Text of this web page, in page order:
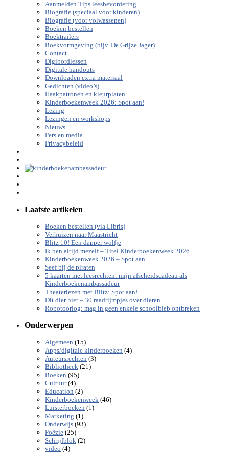
Aanmelden Tips leesbevordering
Biografie (speciaal voor kinderen)
Biografie (voor volwassenen)
Boeken bestellen
Boektrailers
Boekvormgeving (bijv. De Grijze Jager)
Contact
Digibordlessen
Digitale handouts
Downloaden extra materiaal
Gedichten (video’s)
Haakpatronen en kleurplaten
Kinderboekenweek 2026: Spot aan!
Lezing
Lezingen en workshops
Nieuws
Pers en media
Privacybeleid
Laatste artikelen
Boeken bestellen (via Libris)
Verhuizen naar Maastricht
Blitz 10! Een dapper wolfje
Ik ben altijd mezelf – Titel Kinderboekenweek 2026
Kinderboekenweek 2026 – Spot aan
Seef bij de piraten
5 kaarten met leesrechten: mijn afscheidscadeau als
Kinderboekenambassadeur
Theaterlezen met Blitz: Spot aan!
Dit dier hier – 30 raadrijmpjes over dieren
Robotoorlog: mag in geen enkele schoolbieb ontbreken
Onderwerpen
Algemeen (15)
Apps/digitale kinderboeken (4)
Auteursrechten (3)
Bibliotheek (21)
Boeken (95)
Cultuur(4)
Education (2)
Kinderboekenweek (46)
Luisterboeken (1)
Marketing (1)
Onderwijs (93)
Poëzie (25)
Schrijfblok (2)
video (4)